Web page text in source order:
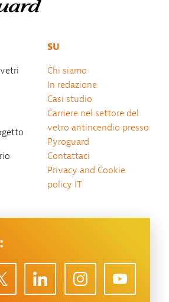
SU
Chi siamo
In redazione
Casi studio
Carriere nel settore del
vetro antincendio presso
Pyroguard
Contattaci
Privacy and Cookie
policy IT